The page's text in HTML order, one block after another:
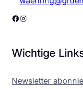
Facebook Instagram
Wichtige
Newsletter